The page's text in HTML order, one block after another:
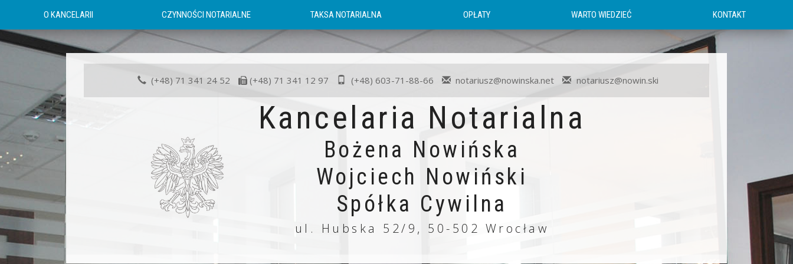
O KANCELARII CZYNNOŚCI NOTARIALNE TAKSA NOTARIALNA OPŁATY WARTO WIEDZIEĆ KONTAKT
(+48) 71 341 24 52 (+48) 71 341 12 97 (+48) 603-71-88-66 notariusz@nowinska.net notariusz@nowin.ski
Kancelaria Notarialna
Bożena Nowińska
Wojciech Nowiński
Spółka Cywilna
ul. Hubska 52/9, 50-502 Wrocław